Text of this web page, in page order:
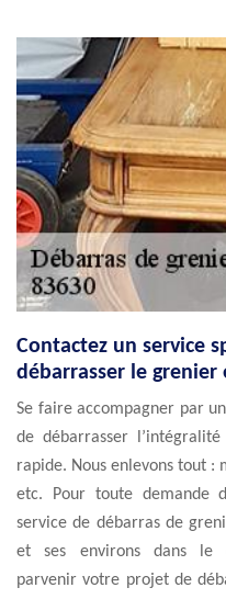
Contactez un service
débarrasser le grenier
Se faire accompagner par
de débarrasser
rapide. Nous enlevons tout :
etc. Pour toute demande
service de débarras de
et ses environs dans le
parvenir votre projet de